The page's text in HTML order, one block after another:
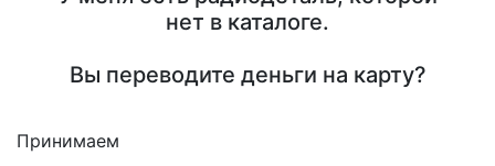
нет в каталоге.
Вы переводите деньги на карту?
Принимаем